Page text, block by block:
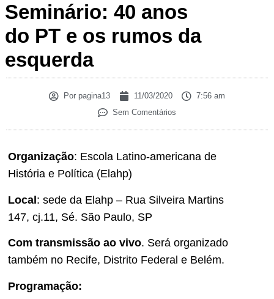
Seminário: 40 anos
do PT e os rumos da
esquerda
Por pagina13 11/03/2020
7:56 am
Sem Comentários
Organização: Escola Latino-americana de
História e Política (Elahp)
Local: sede da Elahp – Rua Silveira Martins
147, cj.11, Sé. São Paulo, SP
Com transmissão ao vivo. Será organizado
também no Recife, Distrito Federal e Belém.
Programação: